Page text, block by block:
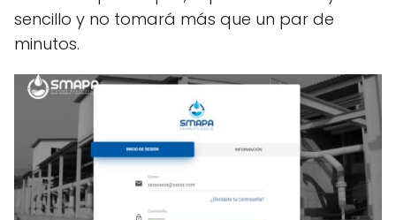
sencillo y no tomará más que un par de
minutos.